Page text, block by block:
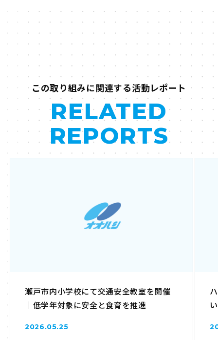
この取り組みに関連する活動レポート
RELATED
REPORTS
瀬戸市内小学校にて交通安全教室を開催
｜低学年対象に安全と食育を推進
2026.05.25